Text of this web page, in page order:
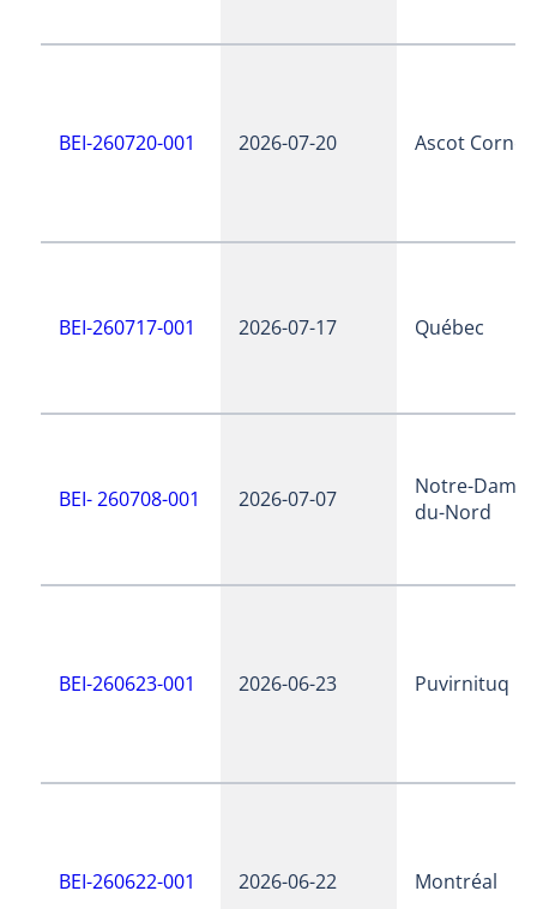
BEI-260720-001 2026-07-20 Ascot Corner
BEI-260717-001 2026-07-17 Québec
BEI- 260708-001 2026-07-07
Notre-Dame-
du-Nord
BEI-260623-001 2026-06-23 Puvirnituq
BEI-260622-001 2026-06-22 Montréal